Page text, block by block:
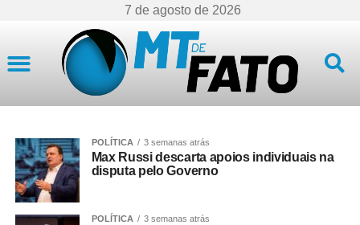
7 de agosto de 2026
POLÍTICA 3 semanas atrás
Max Russi descarta apoios individuais na
disputa pelo Governo
POLÍTICA 3 semanas atrás